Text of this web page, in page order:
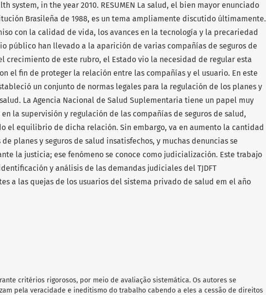
system, in the year 2010. RESUMEN La salud, el bien mayor enunciado
Brasileña de 1988, es un tema ampliamente discutido últimamente.
con la calidad de vida, los avances en la tecnología y la precariedad
público han llevado a la aparición de varias compañías de seguros de
crecimiento de este rubro, el Estado vio la necesidad de regular esta
el fin de proteger la relación entre las compañías y el usuario. En este
un conjunto de normas legales para la regulación de los planes y
La Agencia Nacional de Salud Suplementaria tiene un papel muy
la supervisión y regulación de las compañías de seguros de salud,
el equilibrio de dicha relación. Sin embargo, va en aumento la cantidad
de planes y seguros de salud insatisfechos, y muchas denuncias se
la justicia; ese fenómeno se conoce como judicialización. Este trabajo
y análisis de las demandas judiciales del TJDFT
a las quejas de los usuarios del sistema privado de salud em el año
critérios rigorosos, por meio de avaliação sistemática. Os autores se
pela veracidade e ineditismo do trabalho cabendo a eles a cessão de direitos